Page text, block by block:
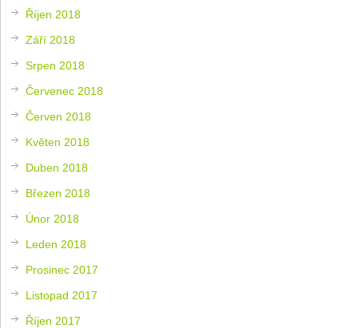
Říjen 2018
Září 2018
Srpen 2018
Červenec 2018
Červen 2018
Květen 2018
Duben 2018
Březen 2018
Únor 2018
Leden 2018
Prosinec 2017
Listopad 2017
Říjen 2017